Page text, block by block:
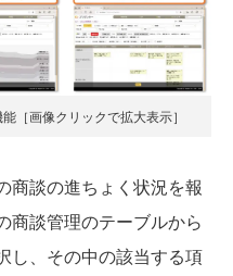
［画像クリックで拡大表示］
談の進ちょく状況を報
商談管理のテーブルから
し、その中の該当する項